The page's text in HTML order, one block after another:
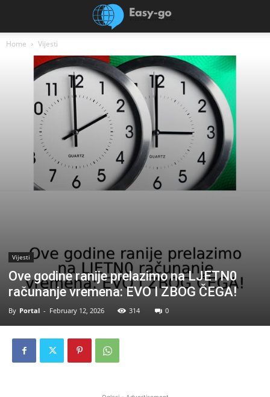
Home Vijesti
Vijesti
Ove godine ranije prelazimo na LJETN0
računanje vremena: EVO I ZBOG ČEGA!
By Portal - February 12, 2026 314 0